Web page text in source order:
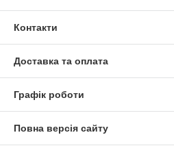
Контакти
Доставка та оплата
Графік роботи
Повна версія сайту